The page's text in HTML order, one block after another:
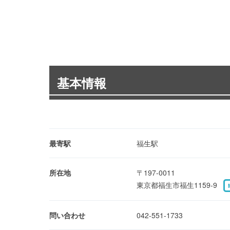
基本情報
最寄駅 福生駅
所在地
〒197-0011
東京都福生市福生1159-9
問い合わせ 042-551-1733